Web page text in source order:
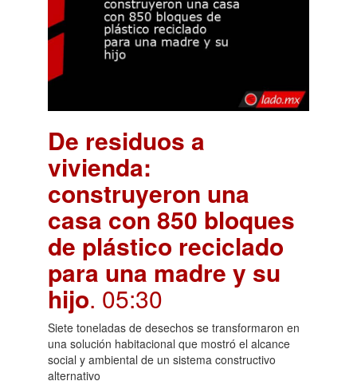
De residuos a
vivienda:
construyeron una
casa con 850 bloques
de plástico reciclado
para una madre y su
hijo. 05:30
Siete toneladas de desechos se transformaron en
una solución habitacional que mostró el alcance
social y ambiental de un sistema constructivo
alternativo